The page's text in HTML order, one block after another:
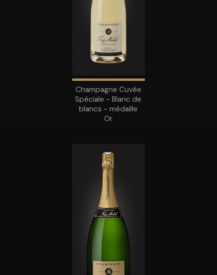
Champagne Cuvée
Spéciale - Blanc de
blancs - médaille
Or